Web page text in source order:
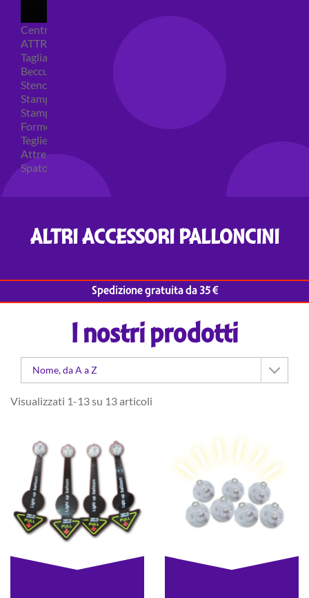
Centrini e Sacchetti Alimentari
ATTREZZI PER DOLCI
Tagliapasta
Beccucci e Sac à poche
Stencil per torte
Stampi ad espulsione
Stampi in silicone
Forme per cioccolato
Teglie per torte
Attrezzi cake design
Spatole ed accessori per decorare
ALTRI ACCESSORI PALLONCINI
Spedizione gratuita da 35 €
I nostri prodotti
Nome, da A a Z
Visualizzati 1-13 su 13 articoli